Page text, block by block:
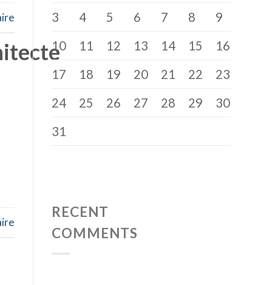
3
4 5 6 7 8
9
10
11 12 13 14 15
16
17
18 19 20 21 22
23
24
25 26 27 28 29
30
31
RECENT
COMMENTS